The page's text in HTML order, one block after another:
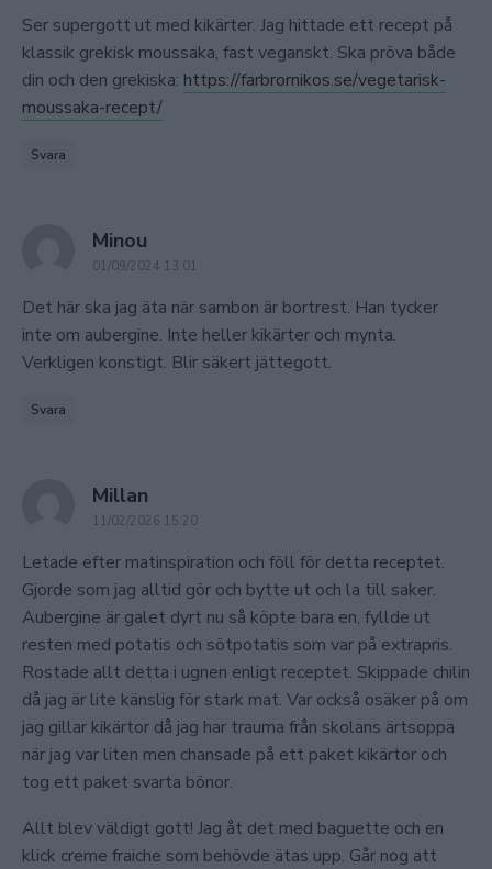
Ser supergott ut med kikärter. Jag hittade ett recept på
klassik grekisk moussaka, fast veganskt. Ska pröva både
din och den grekiska: https://farbrornikos.se/vegetarisk-
moussaka-recept/
Svara
Minou
01/09/2024 13:01
Det här ska jag äta när sambon är bortrest. Han tycker
inte om aubergine. Inte heller kikärter och mynta.
Verkligen konstigt. Blir säkert jättegott.
Svara
Millan
11/02/2026 15:20
Letade efter matinspiration och föll för detta receptet.
Gjorde som jag alltid gör och bytte ut och la till saker.
Aubergine är galet dyrt nu så köpte bara en, fyllde ut
resten med potatis och sötpotatis som var på extrapris.
Rostade allt detta i ugnen enligt receptet. Skippade chilin
då jag är lite känslig för stark mat. Var också osäker på om
jag gillar kikärtor då jag har trauma från skolans ärtsoppa
när jag var liten men chansade på ett paket kikärtor och
tog ett paket svarta bönor.
Allt blev väldigt gott! Jag åt det med baguette och en
klick creme fraiche som behövde ätas upp. Går nog att